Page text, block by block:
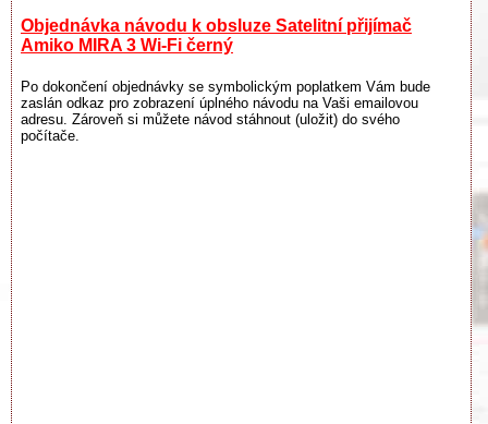
Objednávka návodu k obsluze Satelitní přijímač
Amiko MIRA 3 Wi-Fi černý
Po dokončení objednávky se symbolickým poplatkem Vám bude
zaslán odkaz pro zobrazení úplného návodu na Vaši emailovou
adresu. Zároveň si můžete návod stáhnout (uložit) do svého
počítače.